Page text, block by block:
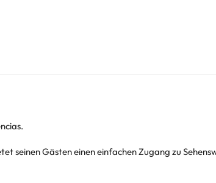
Gästen einen einfachen Zugang zu